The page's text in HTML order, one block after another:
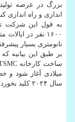
بزرگ در عرصه تولید
اندازی و راه اندازی
به قول این شرکت
۱۶۰۰ نفر در
نانومتری بسیار
بر طبق این بیانیه
میلادی آغاز شود و
سال ۲۰۲۴ کلید بخورد.